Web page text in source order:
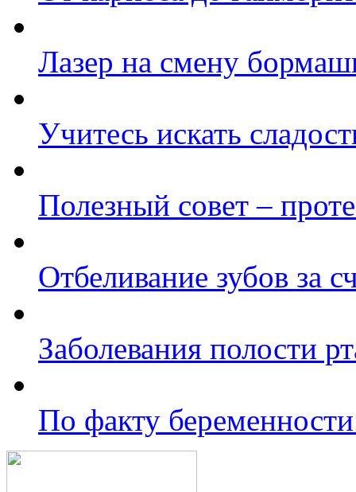
Лазер на смену
Учитесь искать
Полезный совет –
Отбеливание зубов за
Заболевания полости
По факту